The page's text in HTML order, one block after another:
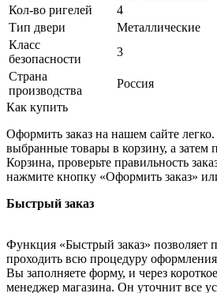
Кол-во ригелей
4
Тип двери
Металлические
Класс
безопасности
3
Страна
производства
Россия
Как купить
Оформить заказ на нашем сайте
выбранные товары в корзину, а затем
Корзина, проверьте правильность
нажмите кнопку «Оформить заказ»
Быстрый заказ
Функция «Быстрый заказ» позволяет
проходить всю процедуру оформления
Вы заполняете форму, и через
менеджер магазина. Он уточнит все